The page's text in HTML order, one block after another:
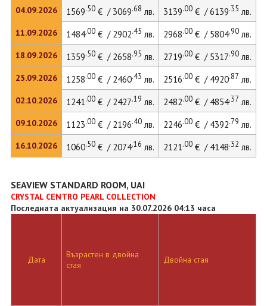
04.09.2026
11.09.2026
18.09.2026
25.09.2026
02.10.2026
09.10.2026
16.10.2026
1569.50€ / 3069.68 лв. 3139.00€ / 6139.35 лв.
1484.00€ / 2902.45 лв. 2968.00€ / 5804.90лв.
1359.50€ / 2658.95 лв. 2719.00€ / 5317.90лв.
1258.00€ / 2460.43 лв. 2516.00€ / 4920.87 лв.
1241.00€ / 2427.19 лв. 2482.00€ / 4854.37 лв.
1123.00€ / 2196.40лв. 2246.00€ / 4392.79 лв.
1060.50€ / 2074.16 лв. 2121.00€ / 4148.32 лв.
SEAVIEW STANDARD ROOM, UAI
CRYSTAL CENTRO PEARL COLLECTION
Последната актуализация на 30.07.2026 04:13 часа
Дата
Възрастен в двойна
стая
Двойна стая